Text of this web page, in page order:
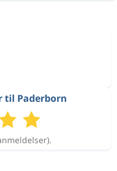
til Paderborn